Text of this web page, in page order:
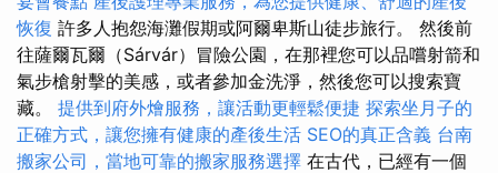
恢復 許多人抱怨海灘假期或阿爾卑斯山徒步旅行。 然後前
往薩爾瓦爾（Sárvár）冒險公園，在那裡您可以品嚐射箭和
氣步槍射擊的美感，或者參加金洗淨，然後您可以搜索寶
藏。 提供到府外燴服務，讓活動更輕鬆便捷 探索坐月子的
正確方式，讓您擁有健康的產後生活 SEO的真正含義 台南
搬家公司，當地可靠的搬家服務選擇 在古代，已經有一個